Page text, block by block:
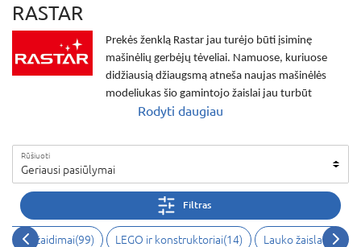
RASTAR
Prekės ženklą Rastar jau turėjo būti įsiminę
mašinėlių gerbėjų tėveliai. Namuose, kuriuose
didžiausią džiaugsmą atneša naujas mašinėlės
modeliukas šio gamintojo žaislai jau turbūt
pažįstami. Bet supažindinsime ir tuos, kurie dar tik
žaislaidažnai būna valdomi radijo bangomis. Juos
galima reguliuoti, vairuoti patiems per nuotolį.
TokiosRastar mašinėlėspatiks jau vyresniems
vaikams. Nes reikia truputį įgūdžių jas valdyti ir
išmokti naudotis valdymo pultais. Tačiau, kas tikrai
nenusivils tokiomis dovanomis, tai tėveliai ir
Rodyti daugiau
Rūšiuoti
Geriausi pasiūlymai
Filtras
žaidimai(99) LEGO ir konstruktoriai(14) Lauko žaislai 1)